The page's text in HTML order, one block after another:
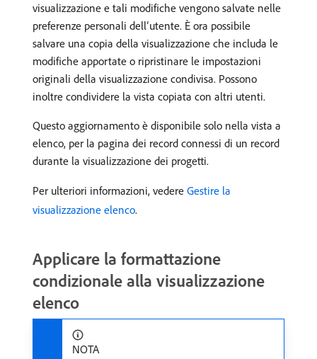
visualizzazione e tali modifiche vengono salvate nelle
preferenze personali dell’utente. È ora possibile
salvare una copia della visualizzazione che includa le
modifiche apportate o ripristinare le impostazioni
originali della visualizzazione condivisa. Possono
inoltre condividere la vista copiata con altri utenti.
Questo aggiornamento è disponibile solo nella vista a
elenco, per la pagina dei record connessi di un record
durante la visualizzazione dei progetti.
Per ulteriori informazioni, vedere Gestire la
visualizzazione elenco.
Applicare la formattazione
condizionale alla visualizzazione
elenco
NOTA